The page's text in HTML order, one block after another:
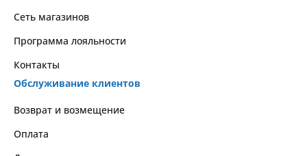
Сеть магазинов
Программа лояльности
Контакты
Обслуживание клиентов
Возврат и возмещение
Оплата